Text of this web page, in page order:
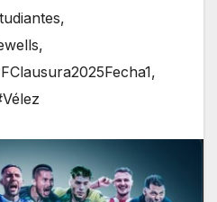
,
,
,